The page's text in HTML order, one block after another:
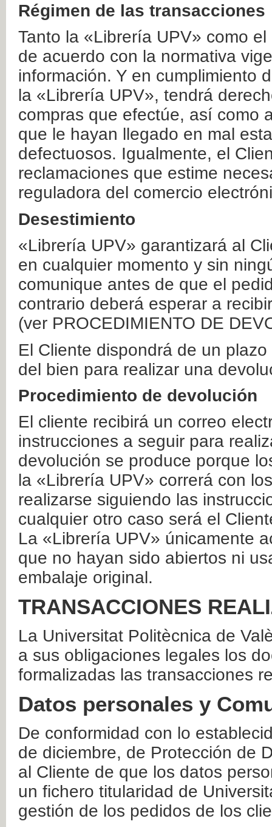
Régimen de las transacciones
Tanto la «Librería UPV» como
de acuerdo con la normativa
información. Y en cumplimiento
la «Librería UPV», tendrá
compras que efectúe, así como
que le hayan llegado en mal
defectuosos. Igualmente, el
reclamaciones que estime
reguladora del comercio
Desestimiento
«Librería UPV» garantizará al
en cualquier momento y sin
comunique antes de que el
contrario deberá esperar a
(ver PROCEDIMIENTO DE
El Cliente dispondrá de un
del bien para realizar una
Procedimiento de devolución
El cliente recibirá un correo
instrucciones a seguir para
devolución se produce porque
la «Librería UPV» correrá con
realizarse siguiendo las
cualquier otro caso será el
La «Librería UPV» únicamente
que no hayan sido abiertos ni
embalaje original.
TRANSACCIONES
La Universitat Politècnica de
a sus obligaciones legales los
formalizadas las transacciones
Datos personales y
De conformidad con lo
de diciembre, de Protección de
al Cliente de que los datos
un fichero titularidad de
gestión de los pedidos de los